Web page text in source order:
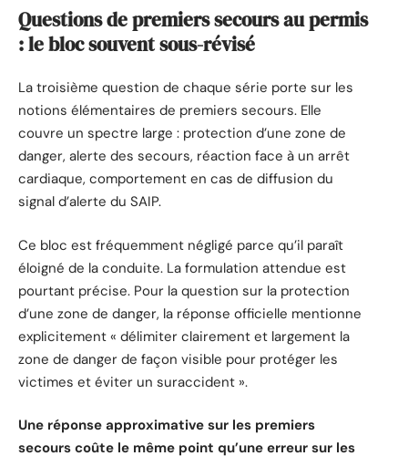
Questions de premiers secours au permis
: le bloc souvent sous-révisé
La troisième question de chaque série porte sur les
notions élémentaires de premiers secours. Elle
couvre un spectre large : protection d’une zone de
danger, alerte des secours, réaction face à un arrêt
cardiaque, comportement en cas de diffusion du
signal d’alerte du SAIP.
Ce bloc est fréquemment négligé parce qu’il paraît
éloigné de la conduite. La formulation attendue est
pourtant précise. Pour la question sur la protection
d’une zone de danger, la réponse officielle mentionne
explicitement « délimiter clairement et largement la
zone de danger de façon visible pour protéger les
victimes et éviter un suraccident ».
Une réponse approximative sur les premiers
secours coûte le même point qu’une erreur sur les